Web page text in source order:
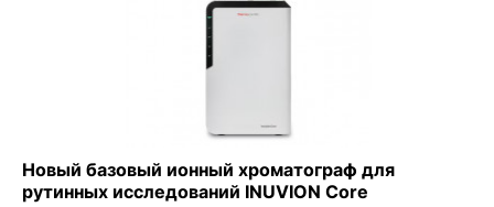
интеллектуальное программное обеспечение позволяют
избежать ненужных простоев и максимально увеличить
производительность анализа ГХМС-система может быть
модернизирована от начального уровня до продвинутых
лаборатории быстрее занять лидирующие позиции в газовой
хромато-масс-спектрометрии и быстрее окупить все
инвестиции
Новый базовый ионный хроматограф для
рутинных исследований INUVION Core